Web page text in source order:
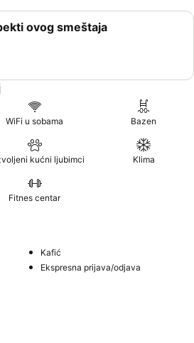
ovog smeštaja
WiFi u sobama Bazen
kućni ljubimci Klima
Fitnes centar
Kafić
Ekspresna prijava/odjava